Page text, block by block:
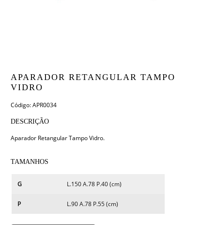
APARADOR RETANGULAR TAMPO
VIDRO
Código: APR0034
DESCRIÇÃO
Aparador Retangular Tampo Vidro.
TAMANHOS
G L.150 A.78 P.40 (cm)
P L.90 A.78 P.55 (cm)